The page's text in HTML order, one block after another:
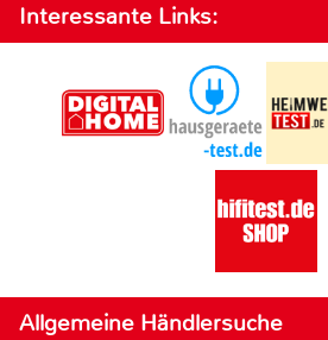
Interessante Links:
Allgemeine Händlersuche